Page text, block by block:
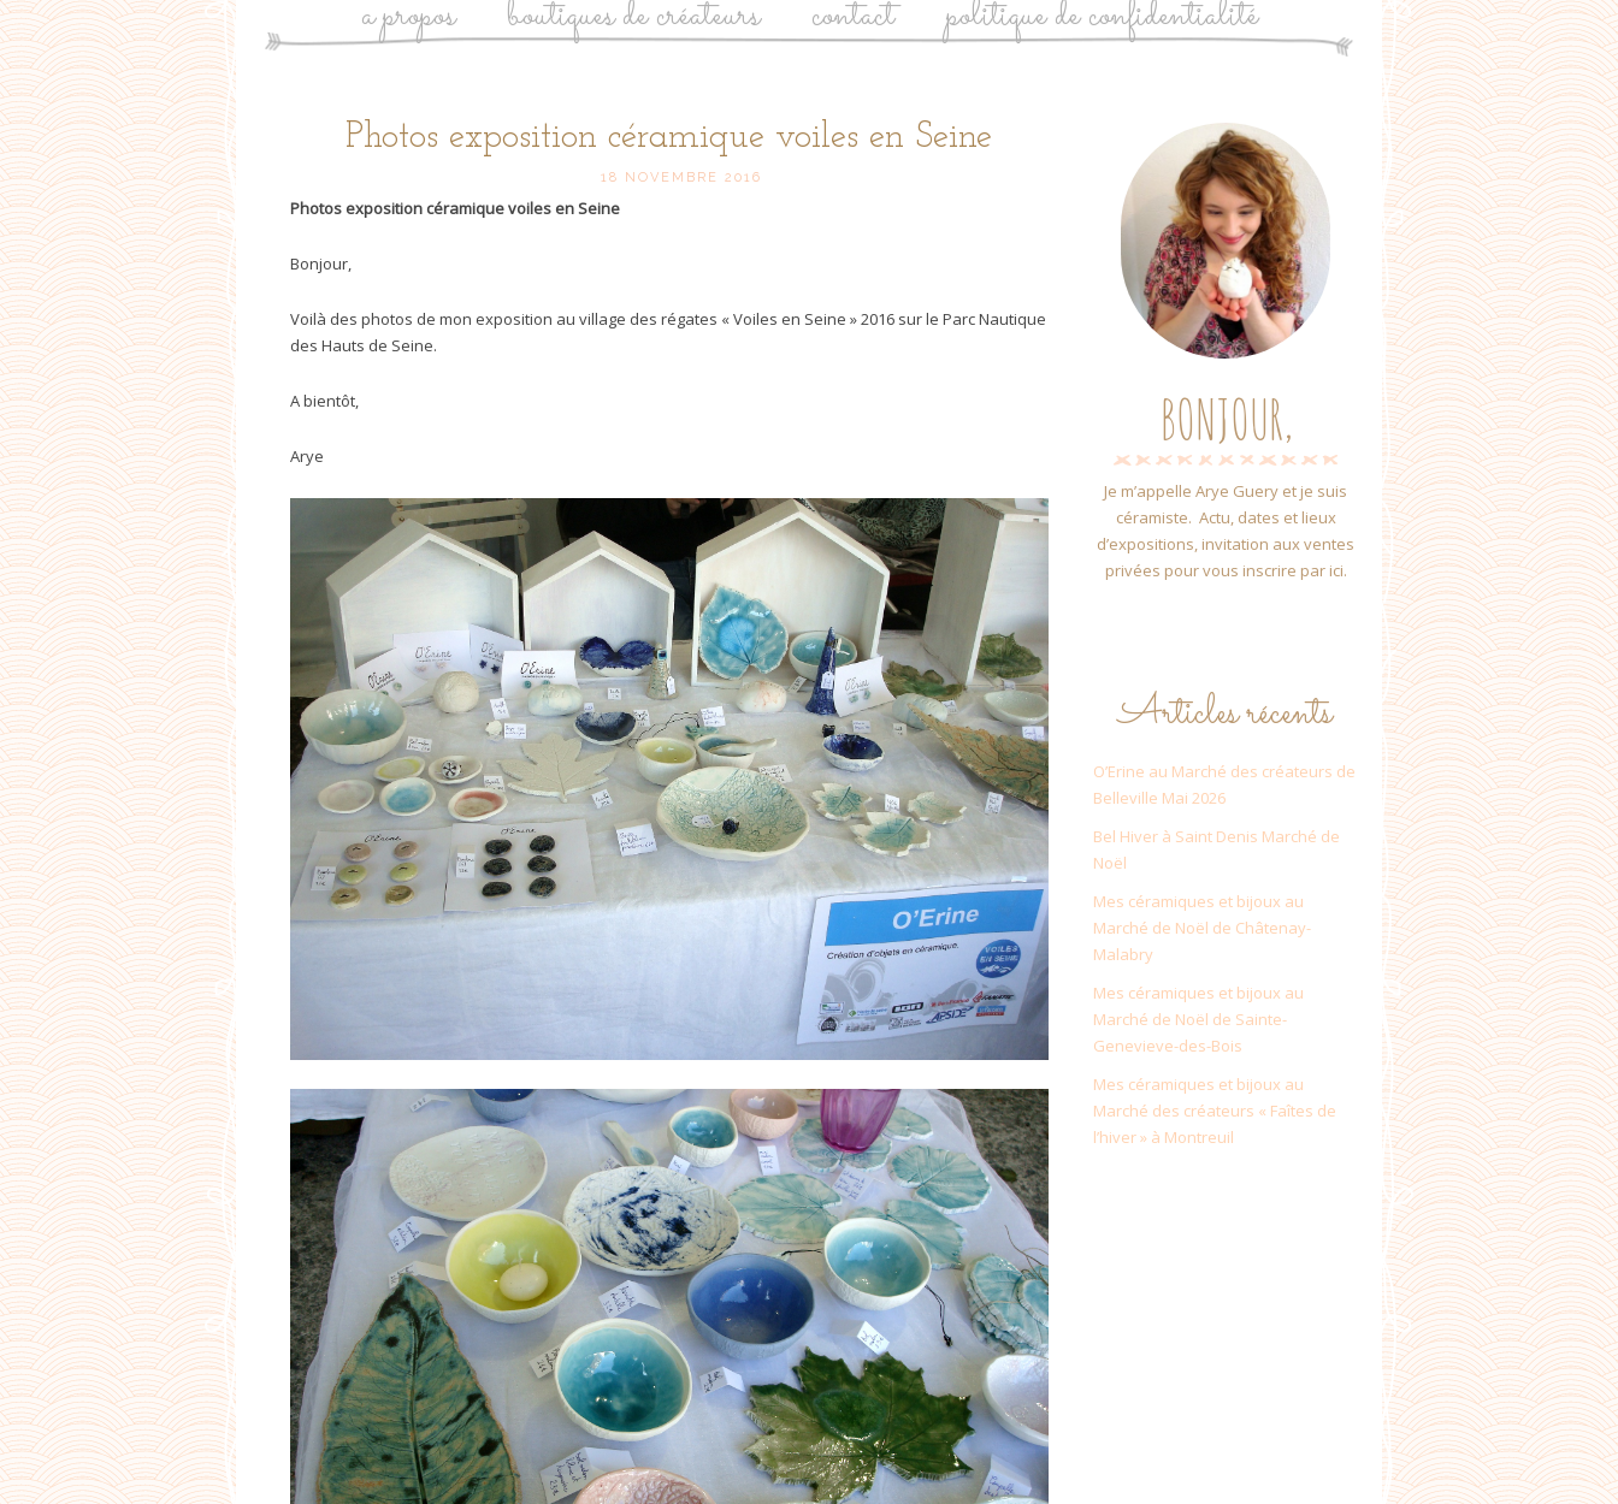
a propos boutiques de créateurs contact politique de confidentialité
Photos exposition céramique voiles en Seine
18 NOVEMBRE 2016
Photos exposition céramique voiles en Seine
Bonjour,
Voilà des photos de mon exposition au village des régates « Voiles en Seine » 2016 sur le Parc Nautique
des Hauts de Seine.
A bientôt,
Arye
navigation
BONJOUR,
Je m’appelle Arye Guery et je suis
céramiste. Actu, dates et lieux
d’expositions, invitation aux ventes
privées pour vous inscrire par ici.
Articles récents
O’Erine au Marché des créateurs de
Belleville Mai 2026
Bel Hiver à Saint Denis Marché de
Noël
Mes céramiques et bijoux au
Marché de Noël de Châtenay-
Malabry
Mes céramiques et bijoux au
Marché de Noël de Sainte-
Genevieve-des-Bois
Mes céramiques et bijoux au
Marché des créateurs « Faîtes de
l’hiver » à Montreuil